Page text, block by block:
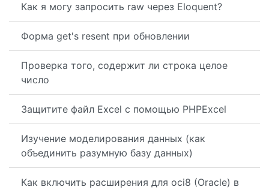
Как я могу запросить raw через Eloquent?
Форма get's resent при обновлении
Проверка того, содержит ли строка целое
число
Защитите файл Excel с помощью PHPExcel
Изучение моделирования данных (как
объединить разумную базу данных)
Как включить расширения для oci8 (Oracle) в